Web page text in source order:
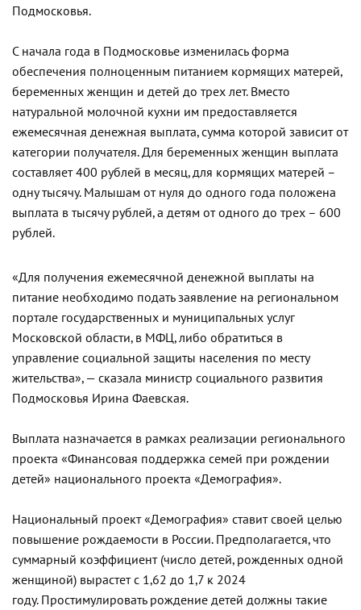
Подмосковья.
С начала года в Подмосковье изменилась форма
обеспечения полноценным питанием кормящих матерей,
беременных женщин и детей до трех лет. Вместо
натуральной молочной кухни им предоставляется
ежемесячная денежная выплата, сумма которой зависит от
категории получателя. Для беременных женщин выплата
составляет 400 рублей в месяц, для кормящих матерей –
одну тысячу. Малышам от нуля до одного года положена
выплата в тысячу рублей, а детям от одного до трех – 600
рублей.
«Для получения ежемесячной денежной выплаты на
питание необходимо подать заявление на региональном
портале государственных и муниципальных услуг
Московской области, в МФЦ, либо обратиться в
управление социальной защиты населения по месту
жительства», — сказала министр социального развития
Подмосковья Ирина Фаевская.
Выплата назначается в рамках реализации регионального
проекта «Финансовая поддержка семей при рождении
детей» национального проекта «Демография».
Национальный проект «Демография» ставит своей целью
повышение рождаемости в России. Предполагается, что
суммарный коэффициент (число детей, рожденных одной
женщиной) вырастет с 1,62 до 1,7 к 2024
году. Простимулировать рождение детей должны такие